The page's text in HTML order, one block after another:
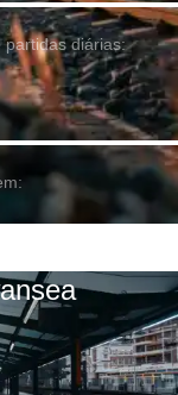
partidas diárias: